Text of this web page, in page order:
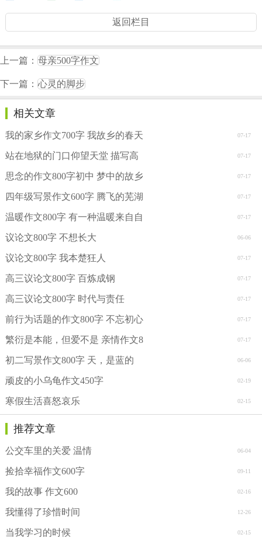
返回栏目
上一篇： 母亲500字作文
下一篇： 心灵的脚步
相关文章
07-17
我的家乡作文700字 我故乡的春天
07-17
站在地狱的门口仰望天堂 描写高
07-17
思念的作文800字初中 梦中的故乡
07-17
四年级写景作文600字 腾飞的芜湖
07-17
温暖作文800字 有一种温暖来自自
06-06
议论文800字 不想长大
07-17
议论文800字 我本楚狂人
07-17
高三议论文800字 百炼成钢
07-17
高三议论文800字 时代与责任
07-17
前行为话题的作文800字 不忘初心
07-17
繁衍是本能，但爱不是 亲情作文8
06-06
初二写景作文800字 天，是蓝的
02-19
顽皮的小乌龟作文450字
02-15
寒假生活喜怒哀乐
推荐文章
06-04
公交车里的关爱 温情
09-11
捡拾幸福作文600字
02-16
我的故事 作文600
12-26
我懂得了珍惜时间
02-15
当我学习的时候